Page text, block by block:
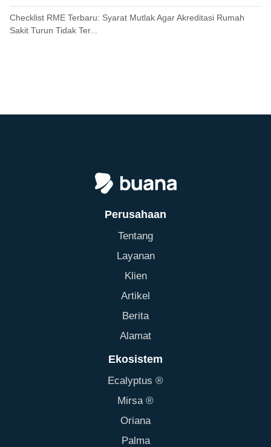
Checklist RME Terbaru: Syarat Mutlak Agar Akreditasi Rumah
Sakit Turun Tidak Ter...
Perusahaan
Tentang
Layanan
Klien
Artikel
Berita
Alamat
Ekosistem
Ecalyptus ®
Mirsa ®
Oriana
Palma